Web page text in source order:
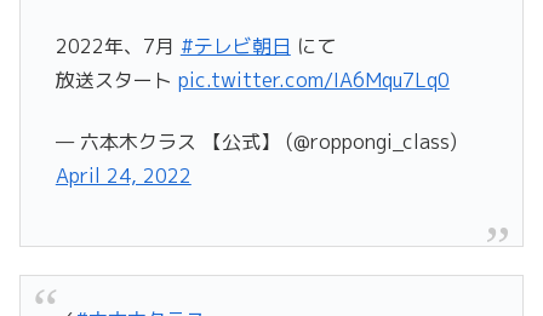
2022年、7月 #テレビ朝日 にて
放送スタート pic.twitter.com/IA6Mqu7Lq0
— 六本木クラス 【公式】 (@roppongi_class)
April 24, 2022